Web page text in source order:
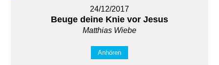
24/12/2017
Beuge deine Knie vor Jesus
Matthias Wiebe
Anhören